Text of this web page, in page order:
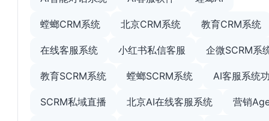
螳螂CRM系统 北京CRM系统 教育CRM系统
在线客服系统 小红书私信客服 企微SCRM系
教育SCRM系统 螳螂SCRM系统 AI客服系统
SCRM私域直播 北京AI在线客服系统 营销